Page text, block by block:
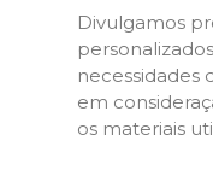
Divulgamos
necessidades
em
os materiais